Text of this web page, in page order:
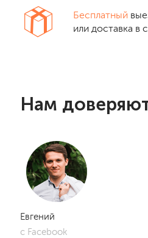
Бесплатный
или доставка в
Нам
Евгений
с Facebook